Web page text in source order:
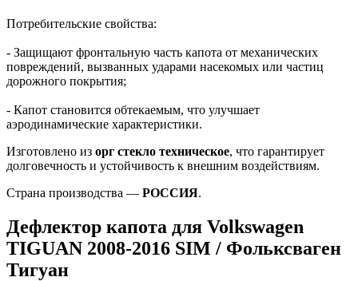
Потребительские свойства:
- Защищают фронтальную часть капота от механических
повреждений, вызванных ударами насекомых или частиц
дорожного покрытия;
- Капот становится обтекаемым, что улучшает
аэродинамические характеристики.
Изготовлено из орг стекло техническое, что гарантирует
долговечность и устойчивость к внешним воздействиям.
Страна производства — РОССИЯ.
Дефлектор капота для Volkswagen
TIGUAN 2008-2016 SIM / Фольксваген
Тигуан